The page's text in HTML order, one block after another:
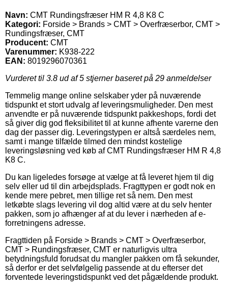
Navn: CMT Rundingsfræser HM R 4,8 K8 C
Kategori: Forside > Brands > CMT > Overfræserbor, CMT >
Rundingsfræser, CMT
Producent: CMT
Varenummer: K938-222
EAN: 8019296070361
Vurderet til 3.8 ud af 5 stjerner baseret på 29 anmeldelser
Temmelig mange online selskaber yder på nuværende
tidspunkt et stort udvalg af leveringsmuligheder. Den mest
anvendte er på nuværende tidspunkt pakkeshops, fordi det
så giver dig god fleksibilitet til at kunne afhente varerne den
dag der passer dig. Leveringstypen er altså særdeles nem,
samt i mange tilfælde tilmed den mindst kostelige
leveringsløsning ved køb af CMT Rundingsfræser HM R 4,8
K8 C.
Du kan ligeledes forsøge at vælge at få leveret hjem til dig
selv eller ud til din arbejdsplads. Fragttypen er godt nok en
kende mere pebret, men tillige ret så nem. Den mest
letkøbte slags levering vil dog altid være at du selv henter
pakken, som jo afhænger af at du lever i nærheden af e-
forretningens adresse.
Fragttiden på Forside > Brands > CMT > Overfræserbor,
CMT > Rundingsfræser, CMT er naturligvis ultra
betydningsfuld forudsat du mangler pakken om få sekunder,
så derfor er det selvfølgelig passende at du efterser det
forventede leveringstidspunkt ved det pågældende produkt.